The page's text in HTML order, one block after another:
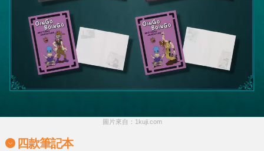
圖片來自：1kuji.com
四款筆記本